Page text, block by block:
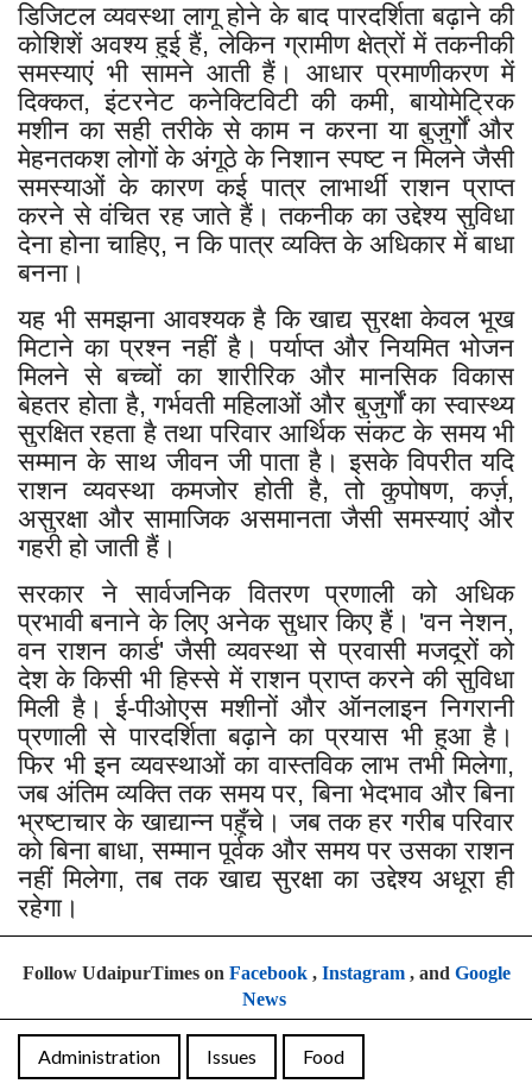
डिजिटल व्यवस्था लागू होने के बाद पारदर्शिता बढ़ाने की
कोशिशें अवश्य हुई हैं, लेकिन ग्रामीण क्षेत्रों में तकनीकी
समस्याएं भी सामने आती हैं। आधार प्रमाणीकरण में
दिक्कत, इंटरनेट कनेक्टिविटी की कमी, बायोमेट्रिक
मशीन का सही तरीके से काम न करना या बुजुर्गों और
मेहनतकश लोगों के अंगूठे के निशान स्पष्ट न मिलने जैसी
समस्याओं के कारण कई पात्र लाभार्थी राशन प्राप्त
करने से वंचित रह जाते हैं। तकनीक का उद्देश्य सुविधा
देना होना चाहिए, न कि पात्र व्यक्ति के अधिकार में बाधा
बनना।
यह भी समझना आवश्यक है कि खाद्य सुरक्षा केवल भूख
मिटाने का प्रश्न नहीं है। पर्याप्त और नियमित भोजन
मिलने से बच्चों का शारीरिक और मानसिक विकास
बेहतर होता है, गर्भवती महिलाओं और बुजुर्गों का स्वास्थ्य
सुरक्षित रहता है तथा परिवार आर्थिक संकट के समय भी
सम्मान के साथ जीवन जी पाता है। इसके विपरीत यदि
राशन व्यवस्था कमजोर होती है, तो कुपोषण, कर्ज़,
असुरक्षा और सामाजिक असमानता जैसी समस्याएं और
गहरी हो जाती हैं।
सरकार ने सार्वजनिक वितरण प्रणाली को अधिक
प्रभावी बनाने के लिए अनेक सुधार किए हैं। 'वन नेशन,
वन राशन कार्ड' जैसी व्यवस्था से प्रवासी मजदूरों को
देश के किसी भी हिस्से में राशन प्राप्त करने की सुविधा
मिली है। ई-पीओएस मशीनों और ऑनलाइन निगरानी
प्रणाली से पारदर्शिता बढ़ाने का प्रयास भी हुआ है।
फिर भी इन व्यवस्थाओं का वास्तविक लाभ तभी मिलेगा,
जब अंतिम व्यक्ति तक समय पर, बिना भेदभाव और बिना
भ्रष्टाचार के खाद्यान्न पहुँचे। जब तक हर गरीब परिवार
को बिना बाधा, सम्मान पूर्वक और समय पर उसका राशन
नहीं मिलेगा, तब तक खाद्य सुरक्षा का उद्देश्य अधूरा ही
रहेगा।
Follow UdaipurTimes on Facebook, Instagram, and Google
News
Administration Issues Food